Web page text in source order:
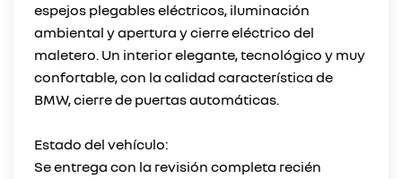
espejos plegables eléctricos, iluminación
ambiental y apertura y cierre eléctrico del
maletero. Un interior elegante, tecnológico y muy
confortable, con la calidad característica de
BMW, cierre de puertas automáticas.
Estado del vehículo:
Se entrega con la revisión completa recién